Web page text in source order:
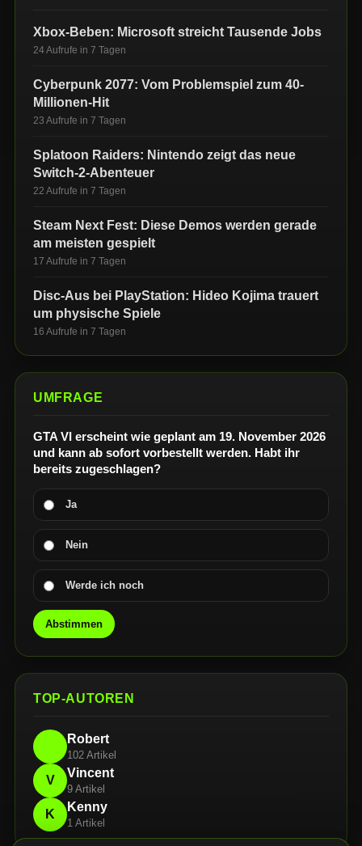
Xbox-Beben: Microsoft streicht Tausende Jobs
24 Aufrufe in 7 Tagen
Cyberpunk 2077: Vom Problemspiel zum 40-
Millionen-Hit
23 Aufrufe in 7 Tagen
Splatoon Raiders: Nintendo zeigt das neue
Switch-2-Abenteuer
22 Aufrufe in 7 Tagen
Steam Next Fest: Diese Demos werden gerade
am meisten gespielt
17 Aufrufe in 7 Tagen
Disc-Aus bei PlayStation: Hideo Kojima trauert
um physische Spiele
16 Aufrufe in 7 Tagen
UMFRAGE
GTA VI erscheint wie geplant am 19. November 2026
und kann ab sofort vorbestellt werden. Habt ihr
bereits zugeschlagen?
Ja
Nein
Werde ich noch
Abstimmen
TOP-AUTOREN
Robert
102 Artikel
V
Vincent
9 Artikel
K
Kenny
1 Artikel